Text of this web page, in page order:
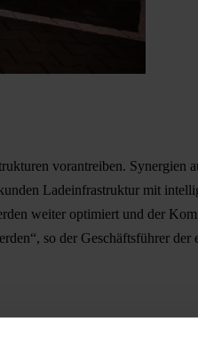
vorantreiben. Synergien
Ladeinfrastruktur mit
weiter optimiert und der
so der Geschäftsführer
hoher Beratungsleistung